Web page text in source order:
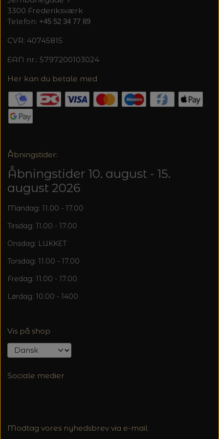
3300 Frederiksværk
Telefon: +45 52 34 77 89
CVR: 40745815
EAN nr.: 5797200103024
Her kan du betale med
Åbningstider:
Åbningstider 10. august - 15.
august 2026
Mandag: 11.00 - 17.00
Tirsdag: 11.00 - 17.00
Onsdag: LUKKET
Torsdag: 11.00 - 17.00
Fredag: 11.00 - 17.00
Lørdag: 10.00 - 1400
Vis på shop
Sociale medier
Modtag vores nyhedsbrev via e-mail